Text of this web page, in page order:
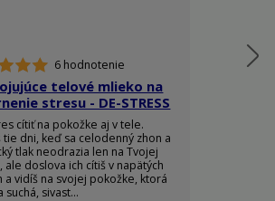
6 hodnotenie
telové mlieko na
stresu - DE-STRESS
cítiť na pokožke aj v tele.
tie dni, keď sa celodenný zhon a
tlak neodrazia len na Tvojej
ale doslova ich cítiš v napätých
a vidíš na svojej pokožke, ktorá
suchá, sivast...